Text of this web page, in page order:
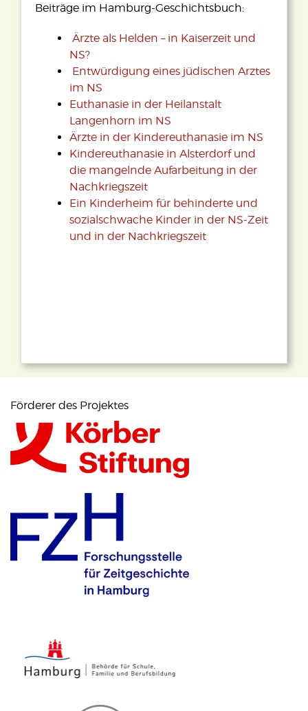
Beiträge im Hamburg-Geschichtsbuch:
Ärzte als Helden – in Kaiserzeit und
NS?
Entwürdigung eines jüdischen Arztes
im NS
Euthanasie in der Heilanstalt
Langenhorn im NS
Ärzte in der Kindereuthanasie im NS
Kindereuthanasie in Alsterdorf und
die mangelnde Aufarbeitung in der
Nachkriegszeit
Ein Kinderheim für behinderte und
sozialschwache Kinder in der NS-Zeit
und in der Nachkriegszeit
Förderer des Projektes